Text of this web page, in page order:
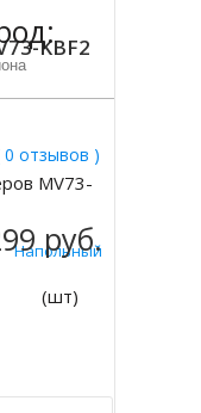
KBF2
0 отзывов )
Напольный
MV73-
руб.
(шт)